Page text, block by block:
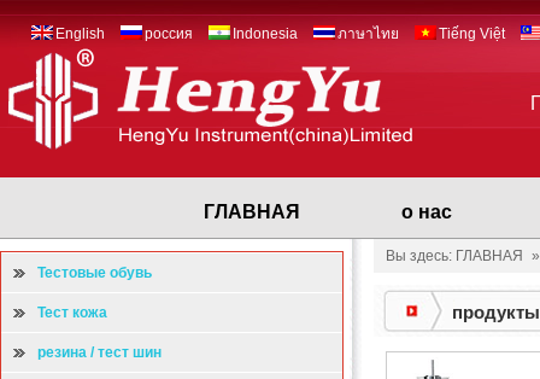
Tiếng Việt
ภาษาไทย
Indonesia
россия
English
ГЛАВНАЯ о нас
Тестовые обувь
Тест кожа
резина / тест шин
Вы здесь: ГЛАВНАЯ
продукты